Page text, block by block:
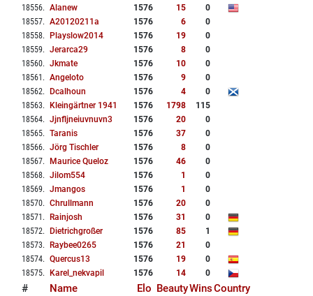
18556. Alanew 1576 15
0
18557. A20120211a 1576 6
0
18558. Playslow2014 1576 19
0
18559. Jerarca29 1576 8
0
18560. Jkmate 1576 10
0
18561 . Angeloto 1576 9
0
18562. Dcalhoun 1576 4
0
18563. Kleingärtner 1941 1576 1798
115
18564. Jjnfljneiuvnuvn3 1576 20
0
18565. Taranis 1576 37
0
18566. Jörg Tischler 1576 8
0
18567. Maurice Queloz 1576 46
0
18568. Jilom554 1576 1
0
18569. Jmangos 1576 1
0
18570. Chrullmann 1576 20
0
18571 . Rainjosh 1576 31
0
18572. Dietrichgroßer 1576 85
1
18573. Raybee0265 1576 21
0
18574. Quercus13 1576 19
0
18575. Karel_nekvapil 1576 14 0
# Name Elo BeautyWinsCountry